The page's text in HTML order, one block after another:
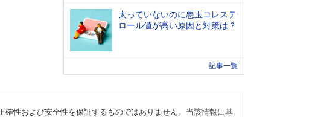
太っていないのに悪玉コレステ
ロール値が高い原因と対策は？
記事一覧
性および安全性を保証するものではありません。当該情報に基